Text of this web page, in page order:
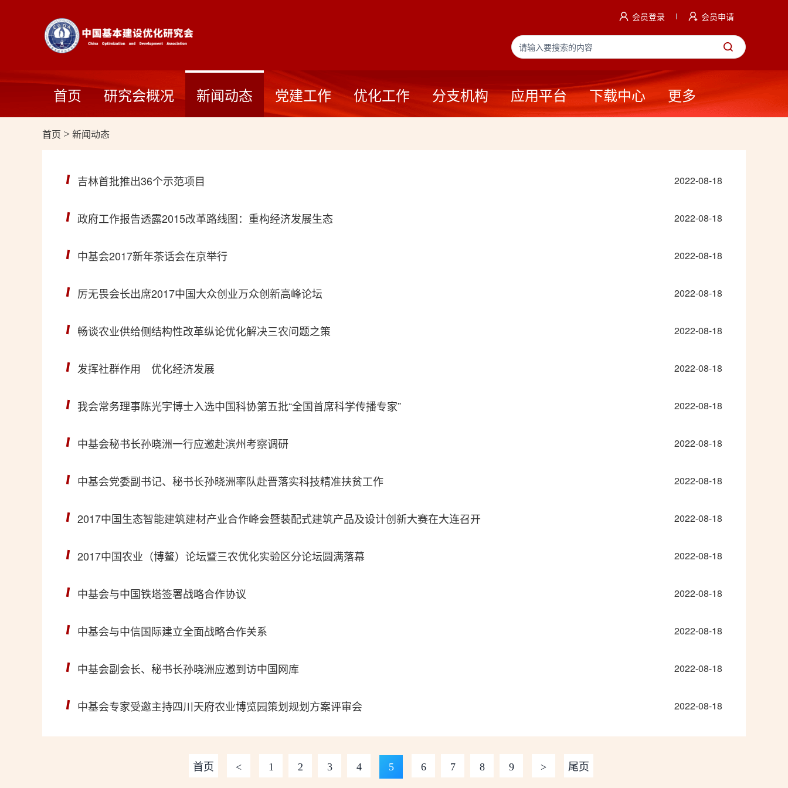
会员登录 会员申请
首页 研究会概况 新闻动态 党建工作 优化工作 分支机构 应用平台 下载中心 更多
首页 >新闻动态
吉林首批推出36个示范项目 2022-08-18
政府工作报告透露2015改革路线图：重构经济发展生态 2022-08-18
中基会2017新年茶话会在京举行 2022-08-18
厉无畏会长出席2017中国大众创业万众创新高峰论坛 2022-08-18
畅谈农业供给侧结构性改革纵论优化解决三农问题之策 2022-08-18
发挥社群作用 优化经济发展 2022-08-18
我会常务理事陈光宇博士入选中国科协第五批“全国首席科学传播专家” 2022-08-18
中基会秘书长孙晓洲一行应邀赴滨州考察调研 2022-08-18
中基会党委副书记、秘书长孙晓洲率队赴晋落实科技精准扶贫工作 2022-08-18
2017中国生态智能建筑建材产业合作峰会暨装配式建筑产品及设计创新大赛在大连召开 2022-08-18
2017中国农业（博鳌）论坛暨三农优化实验区分论坛圆满落幕 2022-08-18
中基会与中国铁塔签署战略合作协议 2022-08-18
中基会与中信国际建立全面战略合作关系 2022-08-18
中基会副会长、秘书长孙晓洲应邀到访中国网库 2022-08-18
中基会专家受邀主持四川天府农业博览园策划规划方案评审会 2022-08-18
首页 < 1 2 3 4 5 6 7 8 9 > 尾页